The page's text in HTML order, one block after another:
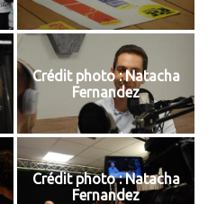
Crédit photo : Natacha
Fernandez
Crédit photo : Natacha
Fernandez